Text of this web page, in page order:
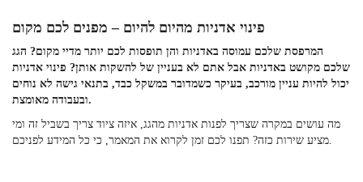
פינוי אדניות מהיום להיום – מפנים לכם מקום
המרפסת שלכם עמוסה באדניות והן תופסות לכם יותר מדיי מקום? הגג
שלכם מקושט באדניות אבל אתם לא בעניין של להשקות אותן? פינוי אדניות
יכול להיות עניין מורכב, בעיקר כשמדובר במשקל כבד, בתנאי גישה לא נוחים
ובעבודה מאומצת.
מה עושים במקרה שצריך לפנות אדניות מהגג, איזה ציוד צריך בשביל זה ומי
מציע שירות כזה? תפנו לכם זמן לקרוא את המאמר, כי כל המידע לפניכם.